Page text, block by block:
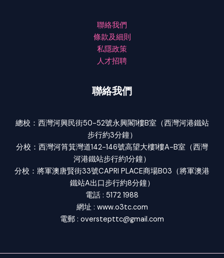
聯絡我們
條款及細則
私隱政策
人才招聘
聯絡我們
總校：西灣河興民街50-52號永興閣1樓B室（西灣河港鐵站
步行約3分鐘）
分校：西灣河筲箕灣道142-146號高望大樓1樓A-B室（西灣
河港鐵站步行約1分鐘）
分校：將軍澳唐賢街33號CAPRI PLACE商場B03（將軍澳港
鐵站A出口步行約8分鐘）
電話 : 5172 1988
網址 : www.o3tc.com
電郵 : overstepttc@gmail.com